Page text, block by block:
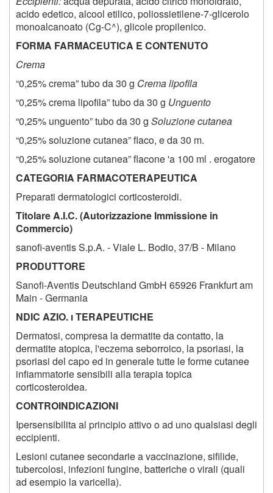
acido edetico, alcool etilico, poliossietilene-7-glicerolo
monoalcanoato (Cg-C^), glicole propilenico.
FORMA FARMACEUTICA E CONTENUTO
Crema
“0,25% crema” tubo da 30 g Crema lipofila
“0,25% crema lipofila” tubo da 30 g Unguento
“0,25% unguento” tubo da 30 g Soluzione cutanea
“0,25% soluzione cutanea” flaco, e da 30 m.
“0,25% soluzione cutanea” flacone 'a 100 ml . erogatore
CATEGORIA FARMACOTERAPEUTICA
Preparati dermatologici corticosteroidi.
Titolare A.I.C. (Autorizzazione Immissione in
Commercio)
sanofi-aventis S.p.A. - Viale L. Bodio, 37/B - Milano
PRODUTTORE
Sanofi-Aventis Deutschland GmbH 65926 Frankfurt am
Main - Germania
NDIC AZIO. i TERAPEUTICHE
Dermatosi, compresa la dermatite da contatto, la
dermatite atopica, l'eczema seborroico, la psoriasi, la
psoriasi del capo ed in generale tutte le forme cutanee
infiammatorie sensibili alla terapia topica
corticosteroidea.
CONTROINDICAZIONI
Ipersensibilita al principio attivo o ad uno qualsiasi degli
eccipienti.
Lesioni cutanee secondarie a vaccinazione, sifilide,
tubercolosi, infezioni fungine, batteriche o virali (quali
ad esempio la varicella).